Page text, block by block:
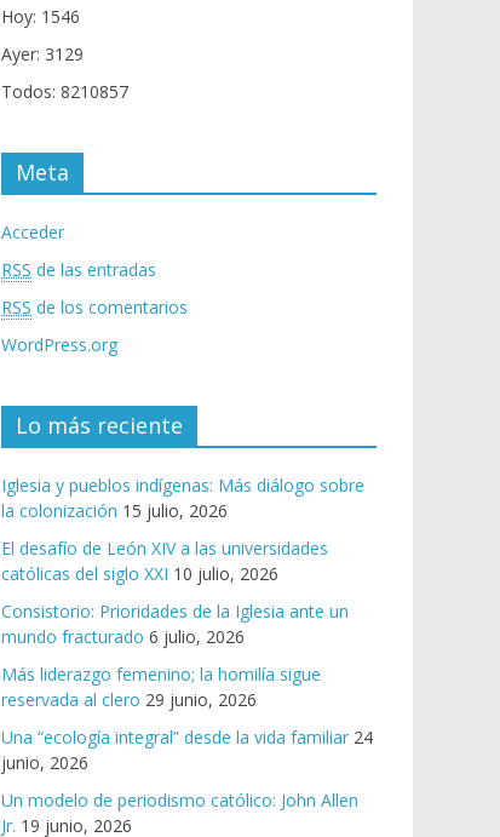
Hoy: 1546
Ayer: 3129
Todos: 8210857
Meta
Acceder
RSS de las entradas
RSS de los comentarios
WordPress.org
Lo más reciente
Iglesia y pueblos indígenas: Más diálogo sobre
la colonización 15 julio, 2026
El desafío de León XIV a las universidades
católicas del siglo XXI 10 julio, 2026
Consistorio: Prioridades de la Iglesia ante un
mundo fracturado 6 julio, 2026
Más liderazgo femenino; la homilía sigue
reservada al clero 29 junio, 2026
Una “ecología integral” desde la vida familiar 24
junio, 2026
Un modelo de periodismo católico: John Allen
Jr. 19 junio, 2026